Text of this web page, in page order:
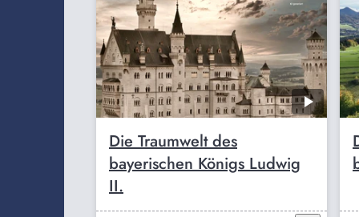
Die Traumwelt des
bayerischen Königs Ludwig
II.